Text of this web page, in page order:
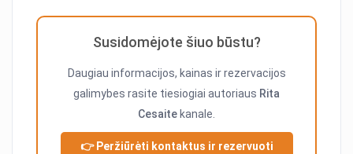
Susidomėjote šiuo būstu?
Daugiau informacijos, kainas ir rezervacijos
galimybes rasite tiesiogiai autoriaus Rita
Cesaite kanale.
👉 Peržiūrėti kontaktus ir rezervuoti